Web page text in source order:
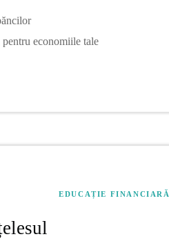
economiile tale
EDUCAȚIE FINANCIARĂ